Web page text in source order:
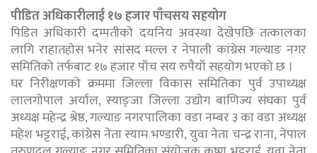
पीडित अधिकारीलाई १७ हजार पाँचसय सहयोग
पिडित अधिकारी दम्पतीको दयनिय अवस्था देखेपछि तत्कालका
लागि राहातहोस भनेर सांसद मल्ल र नेपाली कांग्रेस गल्याङ नगर
समितिको तर्फबाट १७ हजार पाँच सय रुपैयाँ सहयोग भएको छ ।
घर निरीक्षणको क्रममा जिल्ला विकास समितिका पुर्व उपाध्यक्ष
लालगोपाल अर्याल, स्याङ्जा जिल्ला उद्योग बाणिज्य संघका पुर्व
अध्यक्ष महेन्द्र श्रेष्ठ, गल्याङ नगरपालिका वडा नम्बर ३ का वडा अध्यक्ष
महेश भट्टराई, कांग्रेस नेता स्याम भण्डारी, युवा नेता चन्द्र राना, नेपाल